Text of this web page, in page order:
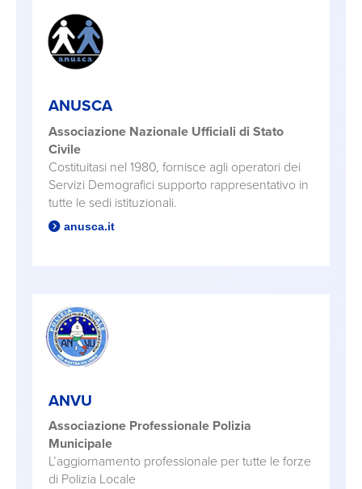
ANUSCA
Associazione Nazionale Ufficiali di Stato
Civile
Costituitasi nel 1980, fornisce agli operatori dei
Servizi Demografici supporto rappresentativo in
tutte le sedi istituzionali.
anusca.it
ANVU
Associazione Professionale Polizia
Municipale
L’aggiornamento professionale per tutte le forze
di Polizia Locale